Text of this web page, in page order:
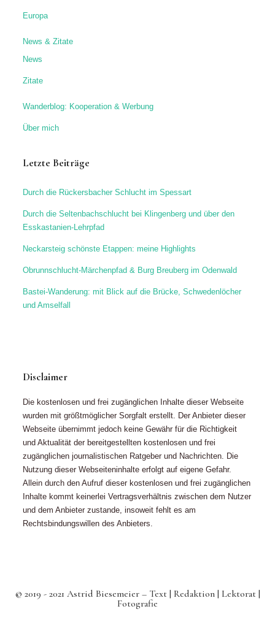
Europa
News & Zitate
News
Zitate
Wanderblog: Kooperation & Werbung
Über mich
Letzte Beiträge
Durch die Rückersbacher Schlucht im Spessart
Durch die Seltenbachschlucht bei Klingenberg und über den
Esskastanien-Lehrpfad
Neckarsteig schönste Etappen: meine Highlights
Obrunnschlucht-Märchenpfad & Burg Breuberg im Odenwald
Bastei-Wanderung: mit Blick auf die Brücke, Schwedenlöcher
und Amselfall
Disclaimer
Die kostenlosen und frei zugänglichen Inhalte dieser Webseite
wurden mit größtmöglicher Sorgfalt erstellt. Der Anbieter dieser
Webseite übernimmt jedoch keine Gewähr für die Richtigkeit
und Aktualität der bereitgestellten kostenlosen und frei
zugänglichen journalistischen Ratgeber und Nachrichten. Die
Nutzung dieser Webseiteninhalte erfolgt auf eigene Gefahr.
Allein durch den Aufruf dieser kostenlosen und frei zugänglichen
Inhalte kommt keinerlei Vertragsverhältnis zwischen dem Nutzer
und dem Anbieter zustande, insoweit fehlt es am
Rechtsbindungswillen des Anbieters.
© 2019 - 2021 Astrid Biesemeier – Text | Redaktion | Lektorat |
Fotografie